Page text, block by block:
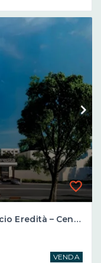
Salas Comerciais à Venda – Edifício Eredità – Centro de Pinhalzinho/SC
VENDA